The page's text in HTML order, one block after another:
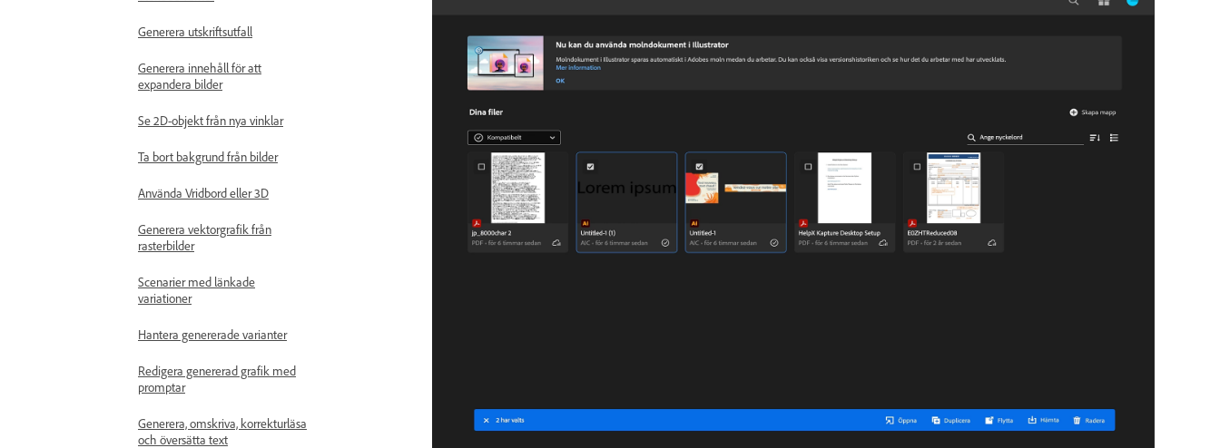
Generera utskriftsutfall
Generera innehåll för att
expandera bilder
Se 2D-objekt från nya vinklar
Ta bort bakgrund från bilder
Använda Vridbord eller 3D
Generera vektorgrafik från
rasterbilder
Scenarier med länkade
variationer
Hantera genererade varianter
Redigera genererad grafik med
promptar
Generera, omskriva, korrekturläsa
och översätta text